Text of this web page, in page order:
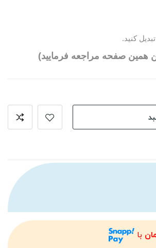
کنید.
همین صفحه مراجعه فرمایید)
با